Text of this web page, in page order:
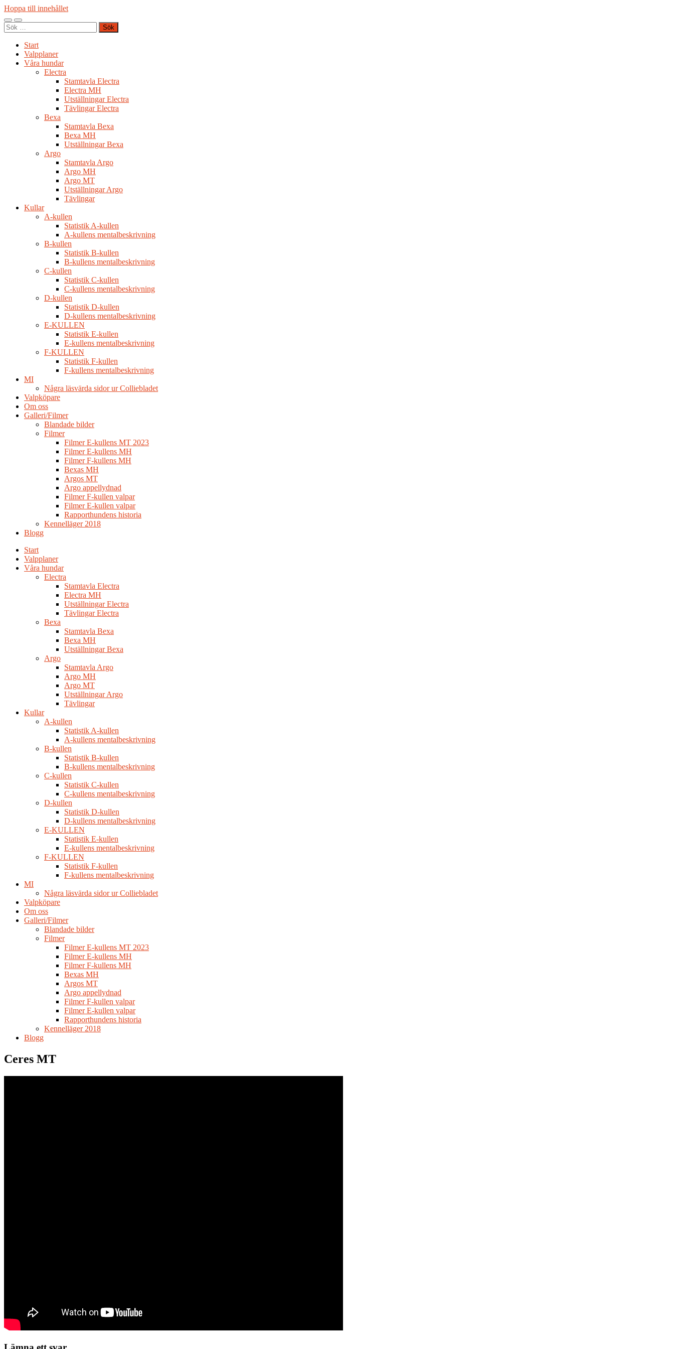
Hoppa till innehållet
Slå
på/av
Slå
på/av
Sök
efter:
Start
Valpplaner
Våra hundar
Electra
Stamtavla Electra
Electra MH
Utställningar Electra
Tävlingar Electra
Bexa
Stamtavla Bexa
Bexa MH
Utställningar Bexa
Argo
Stamtavla Argo
Argo MH
Argo MT
Utställningar Argo
Tävlingar
Kullar
A-kullen
Statistik A-kullen
A-kullens mentalbeskrivning
B-kullen
Statistik B-kullen
B-kullens mentalbeskrivning
C-kullen
Statistik C-kullen
C-kullens mentalbeskrivning
D-kullen
Statistik D-kullen
D-kullens mentalbeskrivning
E-KULLEN
Statistik E-kullen
E-kullens mentalbeskrivning
F-KULLEN
Statistik F-kullen
F-kullens mentalbeskrivning
MI
Några läsvärda sidor ur Colliebladet
Valpköpare
Om oss
Galleri/Filmer
Blandade bilder
Filmer
Filmer E-kullens MT 2023
Filmer E-kullens MH
Filmer F-kullens MH
Bexas MH
Argos MT
Argo appellydnad
Filmer F-kullen valpar
Filmer E-kullen valpar
Rapporthundens historia
Kennelläger 2018
Blogg
Start
Valpplaner
Våra hundar
Electra
Stamtavla Electra
Electra MH
Utställningar Electra
Tävlingar Electra
Bexa
Stamtavla Bexa
Bexa MH
Utställningar Bexa
Argo
Stamtavla Argo
Argo MH
Argo MT
Utställningar Argo
Tävlingar
Kullar
A-kullen
Statistik A-kullen
A-kullens mentalbeskrivning
B-kullen
Statistik B-kullen
B-kullens mentalbeskrivning
C-kullen
Statistik C-kullen
C-kullens mentalbeskrivning
D-kullen
Statistik D-kullen
D-kullens mentalbeskrivning
E-KULLEN
Statistik E-kullen
E-kullens mentalbeskrivning
F-KULLEN
Statistik F-kullen
F-kullens mentalbeskrivning
MI
Några läsvärda sidor ur Colliebladet
Valpköpare
Om oss
Galleri/Filmer
Blandade bilder
Filmer
Filmer E-kullens MT 2023
Filmer E-kullens MH
Filmer F-kullens MH
Bexas MH
Argos MT
Argo appellydnad
Filmer F-kullen valpar
Filmer E-kullen valpar
Rapporthundens historia
Kennelläger 2018
Blogg
Ceres MT